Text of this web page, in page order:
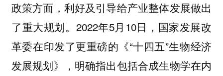
政策方面，利好及引导给产业整体发展做出
了重大规划。2022年5月10日，国家发展改
革委在印发了更重磅的《“十四五”生物经济
发展规划》，明确指出包括合成生物学在内